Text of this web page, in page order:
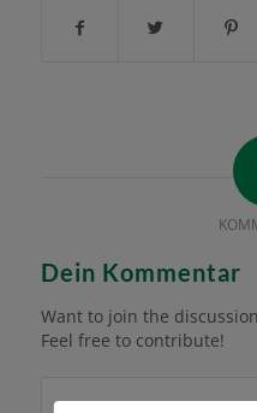
Dein Kommentar
Want to join the
Feel free to contribute!